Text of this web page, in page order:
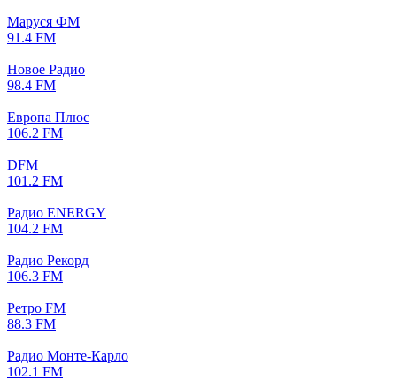
Маруся ФМ
91.4 FM
Новое Радио
98.4 FM
Европа Плюс
106.2 FM
DFM
101.2 FM
Радио ENERGY
104.2 FM
Радио Рекорд
106.3 FM
Ретро FM
88.3 FM
Радио Монте-Карло
102.1 FM